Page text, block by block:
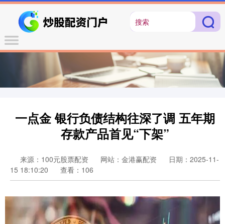
一点金 银行负债结构往深了调 五年期
存款产品首见“下架”
来源：100元股票配资 网站：金港赢配资
日期：2025-11-
15 18:10:20
查看：106